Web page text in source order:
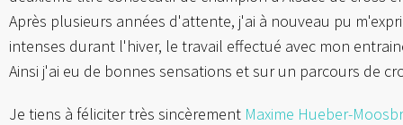
Après plusieurs années d'attente, j'ai à nouveau pu
intenses durant l'hiver, le travail effectué avec mon
Ainsi j'ai eu de bonnes sensations et sur un parcours de
Je tiens à féliciter très sincèrement Maxime Hueber-